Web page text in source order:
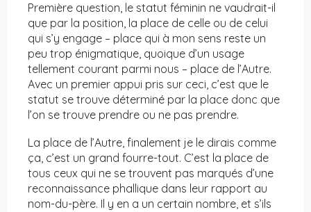
Première question, le statut féminin ne vaudrait-il
que par la position, la place de celle ou de celui
qui s’y engage – place qui à mon sens reste un
peu trop énigmatique, quoique d’un usage
tellement courant parmi nous – place de l’Autre.
Avec un premier appui pris sur ceci, c’est que le
statut se trouve déterminé par la place donc que
l’on se trouve prendre ou ne pas prendre.
La place de l’Autre, finalement je le dirais comme
ça, c’est un grand fourre-tout. C’est la place de
tous ceux qui ne se trouvent pas marqués d’une
reconnaissance phallique dans leur rapport au
nom-du-père. Il y en a un certain nombre, et s’ils